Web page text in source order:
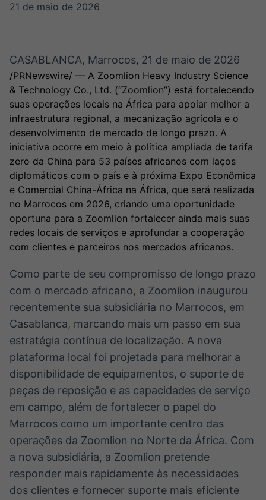
headlines de
para conteúdos e
Broadcast
Wallboard
Conteúdos e
dados para
displays e telas
Broadcast
Curadoria
Curadoria de
conteúdos
noticiosos
Soluções de
Tecnologia
Broadcast
Radar
Monitoramento
inteligente de
notícias e
Broadcast
Fundos
A melhor
plataforma para
analisar fundos
no Brasil
IA
Em breve
BroadFast
Em breve
Gestão de
Investimentos
Em breve
Tokenização
de ativos
Em breve
Crédito
21 de maio de 2026
CASABLANCA, Marrocos, 21 de maio de 2026
/PRNewswire/ — A Zoomlion Heavy Industry Science
& Technology Co., Ltd. (“Zoomlion”) está fortalecendo
suas operações locais na África para apoiar melhor a
infraestrutura regional, a mecanização agrícola e o
desenvolvimento de mercado de longo prazo. A
iniciativa ocorre em meio à política ampliada de tarifa
zero da China para 53 países africanos com laços
diplomáticos com o país e à próxima Expo Econômica
e Comercial China-África na África, que será realizada
no Marrocos em 2026, criando uma oportunidade
oportuna para a Zoomlion fortalecer ainda mais suas
redes locais de serviços e aprofundar a cooperação
com clientes e parceiros nos mercados africanos.
Como parte de seu compromisso de longo prazo
com o mercado africano, a Zoomlion inaugurou
recentemente sua subsidiária no Marrocos, em
Casablanca, marcando mais um passo em sua
estratégia contínua de localização. A nova
plataforma local foi projetada para melhorar a
disponibilidade de equipamentos, o suporte de
peças de reposição e as capacidades de serviço
em campo, além de fortalecer o papel do
Marrocos como um importante centro das
operações da Zoomlion no Norte da África. Com
a nova subsidiária, a Zoomlion pretende
responder mais rapidamente às necessidades
dos clientes e fornecer suporte mais eficiente